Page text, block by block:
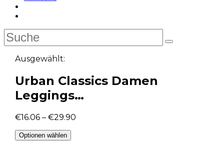
Ausgewählt:
Urban Classics Damen
Leggings…
€16.06– €29.90
Optionen wählen